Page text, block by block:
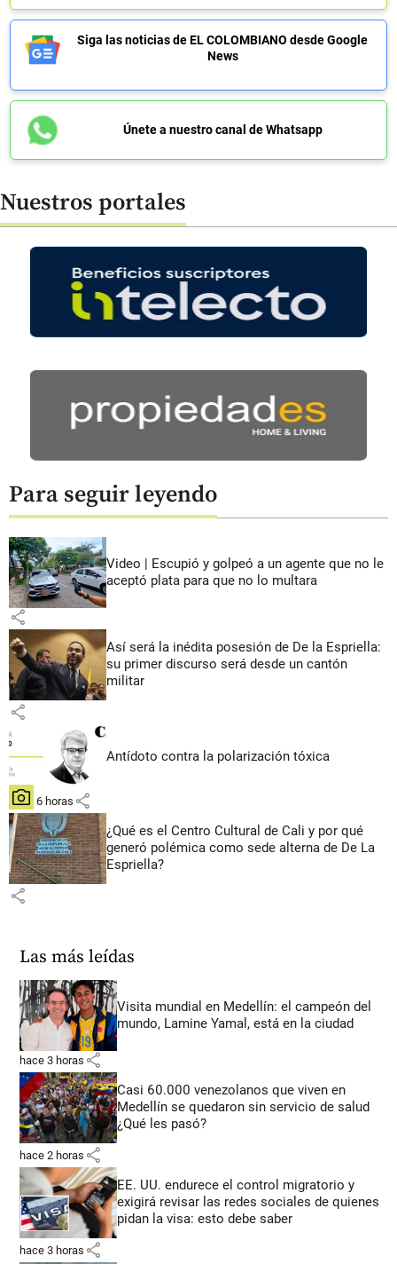
Siga las noticias de EL COLOMBIANO desde Google
News
Únete a nuestro canal de Whatsapp
Nuestros portales
Para seguir leyendo
Video | Escupió y golpeó a un agente que no le
aceptó plata para que no lo multara
share
Así será la inédita posesión de De la Espriella:
su primer discurso será desde un cantón
militar
share
Antídoto contra la polarización tóxica
hace 6 horas share
¿Qué es el Centro Cultural de Cali y por qué
generó polémica como sede alterna de De La
Espriella?
share
Las más leídas
Visita mundial en Medellín: el campeón del
mundo, Lamine Yamal, está en la ciudad
hace 3 horas share
Casi 60.000 venezolanos que viven en
Medellín se quedaron sin servicio de salud
¿Qué les pasó?
hace 2 horas share
EE. UU. endurece el control migratorio y
exigirá revisar las redes sociales de quienes
pidan la visa: esto debe saber
hace 3 horas share